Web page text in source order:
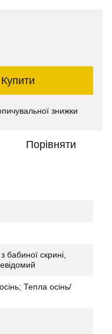
Купити
знижки
Порівняти
бабиної скрині,
Тепла осінь/